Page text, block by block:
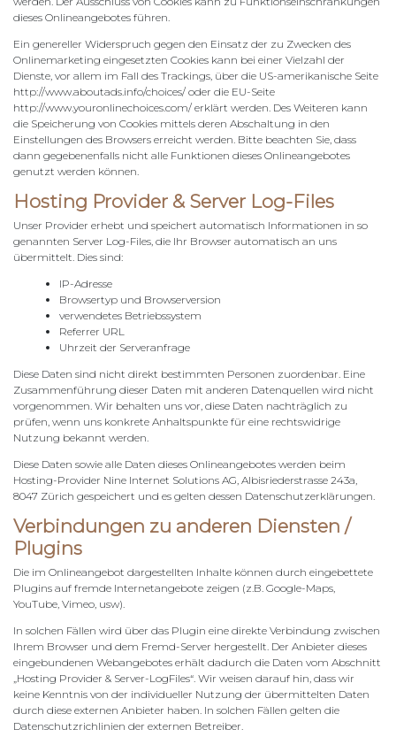
dieses Onlineangebotes führen.
Ein genereller Widerspruch gegen den Einsatz der zu Zwecken des
Onlinemarketing eingesetzten Cookies kann bei einer Vielzahl der
Dienste, vor allem im Fall des Trackings, über die US-amerikanische Seite
http://www.aboutads.info/choices/ oder die EU-Seite
http://www.youronlinechoices.com/ erklärt werden. Des Weiteren kann
die Speicherung von Cookies mittels deren Abschaltung in den
Einstellungen des Browsers erreicht werden. Bitte beachten Sie, dass
dann gegebenenfalls nicht alle Funktionen dieses Onlineangebotes
genutzt werden können.
Hosting Provider & Server Log-Files
Unser Provider erhebt und speichert automatisch Informationen in so
genannten Server Log-Files, die Ihr Browser automatisch an uns
übermittelt. Dies sind:
IP-Adresse
Browsertyp und Browserversion
verwendetes Betriebssystem
Referrer URL
Uhrzeit der Serveranfrage
Diese Daten sind nicht direkt bestimmten Personen zuordenbar. Eine
Zusammenführung dieser Daten mit anderen Datenquellen wird nicht
vorgenommen. Wir behalten uns vor, diese Daten nachträglich zu
prüfen, wenn uns konkrete Anhaltspunkte für eine rechtswidrige
Nutzung bekannt werden.
Diese Daten sowie alle Daten dieses Onlineangebotes werden beim
Hosting-Provider Nine Internet Solutions AG, Albisriederstrasse 243a,
8047 Zürich gespeichert und es gelten dessen Datenschutzerklärungen.
Verbindungen zu anderen Diensten /
Plugins
Die im Onlineangebot dargestellten Inhalte können durch eingebettete
Plugins auf fremde Internetangebote zeigen (z.B. Google-Maps,
YouTube, Vimeo, usw).
In solchen Fällen wird über das Plugin eine direkte Verbindung zwischen
Ihrem Browser und dem Fremd-Server hergestellt. Der Anbieter dieses
eingebundenen Webangebotes erhält dadurch die Daten vom Abschnitt
„Hosting Provider & Server-LogFiles“. Wir weisen darauf hin, dass wir
keine Kenntnis von der individueller Nutzung der übermittelten Daten
durch diese externen Anbieter haben. In solchen Fällen gelten die
Datenschutzrichlinien der externen Betreiber.